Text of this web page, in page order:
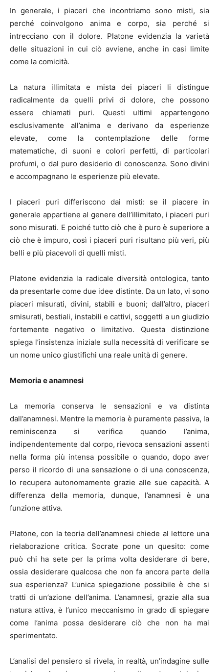
In generale, i piaceri che incontriamo sono misti, sia
perché coinvolgono anima e corpo, sia perché si
intrecciano con il dolore. Platone evidenzia la varietà
delle situazioni in cui ciò avviene, anche in casi limite
come la comicità.
La natura illimitata e mista dei piaceri li distingue
radicalmente da quelli privi di dolore, che possono
essere chiamati puri. Questi ultimi appartengono
esclusivamente all’anima e derivano da esperienze
elevate, come la contemplazione delle forme
matematiche, di suoni e colori perfetti, di particolari
profumi, o dal puro desiderio di conoscenza. Sono divini
e accompagnano le esperienze più elevate.
I piaceri puri differiscono dai misti: se il piacere in
generale appartiene al genere dell’illimitato, i piaceri puri
sono misurati. E poiché tutto ciò che è puro è superiore a
ciò che è impuro, così i piaceri puri risultano più veri, più
belli e più piacevoli di quelli misti.
Platone evidenzia la radicale diversità ontologica, tanto
da presentarle come due idee distinte. Da un lato, vi sono
piaceri misurati, divini, stabili e buoni; dall’altro, piaceri
smisurati, bestiali, instabili e cattivi, soggetti a un giudizio
fortemente negativo o limitativo. Questa distinzione
spiega l’insistenza iniziale sulla necessità di verificare se
un nome unico giustifichi una reale unità di genere.
Memoria e anamnesi
La memoria conserva le sensazioni e va distinta
dall’anamnesi. Mentre la memoria è puramente passiva, la
reminiscenza si verifica quando l’anima,
indipendentemente dal corpo, rievoca sensazioni assenti
nella forma più intensa possibile o quando, dopo aver
perso il ricordo di una sensazione o di una conoscenza,
lo recupera autonomamente grazie alle sue capacità. A
differenza della memoria, dunque, l’anamnesi è una
funzione attiva.
Platone, con la teoria dell’anamnesi chiede al lettore una
rielaborazione critica. Socrate pone un quesito: come
può chi ha sete per la prima volta desiderare di bere,
ossia desiderare qualcosa che non fa ancora parte della
sua esperienza? L’unica spiegazione possibile è che si
tratti di un’azione dell’anima. L’anamnesi, grazie alla sua
natura attiva, è l’unico meccanismo in grado di spiegare
come l’anima possa desiderare ciò che non ha mai
sperimentato.
L’analisi del pensiero si rivela, in realtà, un’indagine sulle